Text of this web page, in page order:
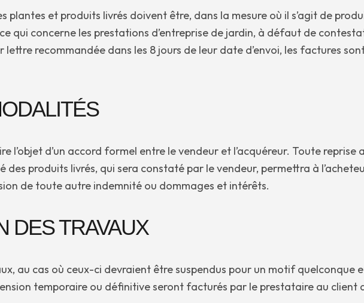
plantes et produits livrés doivent être, dans la mesure où il s’agit de
qui concerne les prestations d’entreprise de jardin, à défaut de
recommandée dans les 8 jours de leur date d’envoi, les factures
l’objet d’un accord formel entre le vendeur et l’acquéreur. Toute reprise
produits livrés, qui sera constaté par le vendeur, permettra à
de toute autre indemnité ou dommages et intérêts.
DES TRAVAUX
au cas où ceux-ci devraient être suspendus pour un motif
temporaire ou définitive seront facturés par le prestataire au client